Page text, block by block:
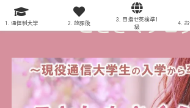
～ことさくブロ
1.通信制大学 2.放課後
3.目指せ英検準1
級
4.お